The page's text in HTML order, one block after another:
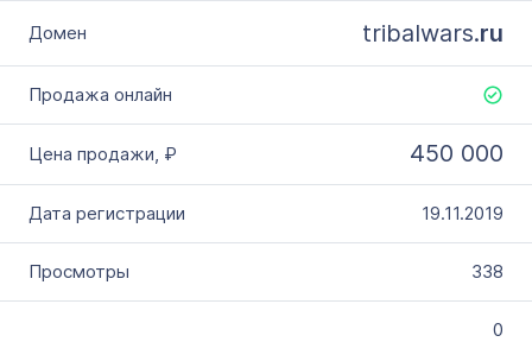
tribalwars.ru
450 000
19.11.2019
338
0